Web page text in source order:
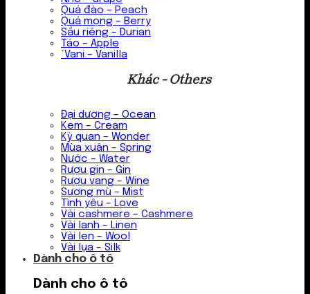
Quả đào – Peach
Quả mọng – Berry
Sầu riêng – Durian
Táo – Apple
`Vani – Vanilla
Khác - Others
Đại dương – Ocean
Kem – Cream
Kỳ quan – Wonder
Mùa xuân – Spring
Nước – Water
Rượu gin – Gin
Rượu vang – Wine
Sương mù – Mist
Tình yêu – Love
Vải cashmere – Cashmere
Vải lanh – Linen
Vải len – Wool
Vải lụa – Silk
Dành cho ô tô
Dành cho ô tô